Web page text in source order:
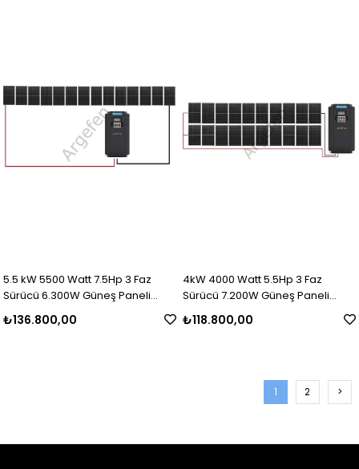
5.5 kW 5500 Watt 7.5Hp 3 Faz
Sürücü 6.300W Güneş Paneli
Sulama Paket-10
₺136.800,00
4kW 4000 Watt 5.5Hp 3 Faz
Sürücü 7.200W Güneş Paneli
Sulama Paket-7
₺118.800,00
1 2 >